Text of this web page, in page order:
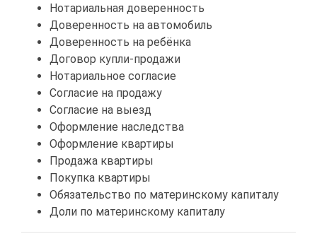
Нотариальная доверенность
Доверенность на автомобиль
Доверенность на ребёнка
Договор купли-продажи
Нотариальное согласие
Согласие на продажу
Согласие на выезд
Оформление наследства
Оформление квартиры
Продажа квартиры
Покупка квартиры
Обязательство по материнскому капиталу
Доли по материнскому капиталу